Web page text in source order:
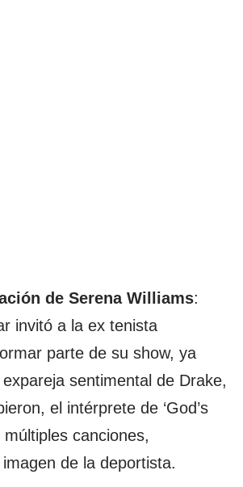
de Serena Williams:
invitó a la ex tenista
parte de su show, ya
sentimental de Drake,
el intérprete de ‘God’s
múltiples canciones,
de la deportista.